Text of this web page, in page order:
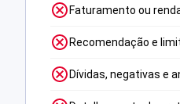
Faturamento ou
Recomendação e
Dívidas, negativas e